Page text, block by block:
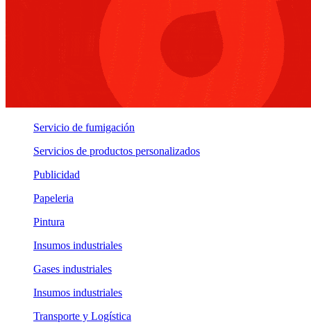
Servicio de fumigación
Servicios de productos personalizados
Publicidad
Papeleria
Pintura
Insumos industriales
Gases industriales
Insumos industriales
Transporte y Logística